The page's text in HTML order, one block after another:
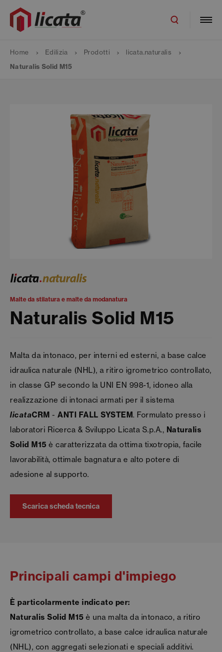
Home Edilizia Prodotti
licata.naturalis
Naturalis Solid M15
Malte da stilatura e malte da modanatura
Naturalis Solid M15
Malta da intonaco, per interni ed esterni, a base calce
idraulica naturale (NHL), a ritiro igrometrico controllato,
in classe GP secondo la UNI EN 998-1, idoneo alla
realizzazione di intonaci armati per il sistema
licataCRM - ANTI FALL SYSTEM. Formulato presso i
laboratori Ricerca & Sviluppo Licata S.p.A., Naturalis
Solid M15 è caratterizzata da ottima tixotropia, facile
lavorabilità, ottimale bagnatura e alto potere di
adesione al supporto.
Scarica scheda tecnica
Principali campi d'impiego
È particolarmente indicato per:
Naturalis Solid M15 è una malta da intonaco, a ritiro
igrometrico controllato, a base calce idraulica naturale
(NHL), con aggregati selezionati e speciali additivi.